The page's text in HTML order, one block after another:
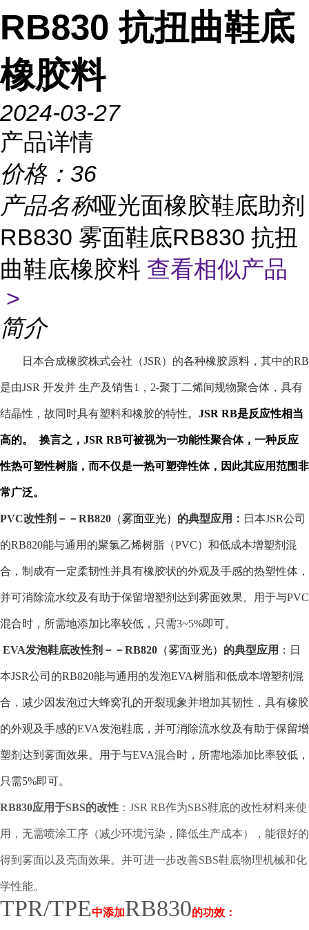
RB830 抗扭曲鞋底
橡胶料
2024-03-27
产品详情
价格： 36
产品名称哑光面橡胶鞋底助剂
RB830 雾面鞋底RB830 抗扭
曲鞋底橡胶料 查看相似产品
>
简介
日本合成橡胶株式会社（JSR ）的各种橡胶原料，其中的RB
是由JSR 开发并 生产及销售1 ， 2-聚丁二烯间规物聚合体，具有
结晶性，故同时具有塑料和橡胶的特性。 JSR RB是反应性相当
高的。 换言之， JSR RB可被视为一功能性聚合体，一种反应
性热可塑性树脂，而不仅是一热可塑弹性体，因此其应用范围非
常广泛。
PVC改性剂－－RB820 （雾面亚光） 的典型应用： 日本JSR公司
的RB820能与通用的聚氯乙烯树脂（PVC）和低成本增塑剂混
合，制成有一定柔韧性并具有橡胶状的外观及手感的热塑性体，
并可消除流水纹及有助于保留增塑剂达到雾面效果。用于与PVC
混合时，所需地添加比率较低，只需3~5%即可。
EVA发泡鞋底改性剂－－RB820 （雾面亚光） 的典型应用 ：日
本JSR公司的RB820能与通用的发泡EVA树脂和低成本增塑剂混
合，减少因发泡过大蜂窝孔的开裂现象并增加其韧性，具有橡胶
的外观及手感的EVA发泡鞋底，并可消除流水纹及有助于保留增
塑剂达到雾面效果。用于与EVA混合时，所需地添加比率较低，
只需5%即可。
RB830应用于SBS的改性 ： JSR RB作为SBS鞋底的改性材料来使
用，无需喷涂工序（减少环境污染，降低生产成本），能很好的
得到雾面以及亮面效果。并可进一步改善SBS鞋底物理机械和化
学性能。
TPR/TPE中添加RB830的功效：